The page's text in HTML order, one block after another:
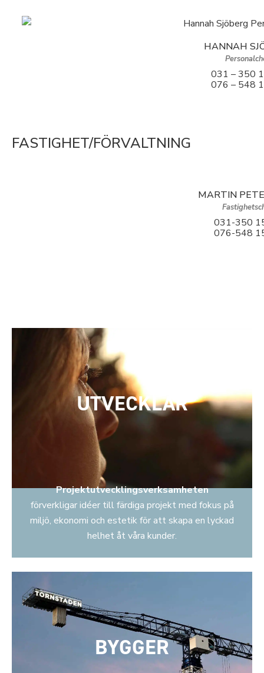
HANNAH
031 – 350
076 – 548
FASTIGHET/FÖRVALTNING
MARTIN
031-350
076-548
UTVECKLAR
Projektutvecklingsverksamheten
förverkligar idéer till färdiga projekt med fokus på
miljö, ekonomi och estetik för att skapa en lyckad
helhet åt våra kunder.
BYGGER